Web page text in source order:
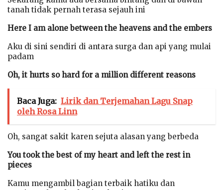
tanah tidak pernah terasa sejauh ini
Here I am alone between the heavens and the embers
Aku di sini sendiri di antara surga dan api yang mulai
padam
Oh, it hurts so hard for a million different reasons
Baca Juga: Lirik dan Terjemahan Lagu Snap
oleh Rosa Linn
Oh, sangat sakit karen sejuta alasan yang berbeda
You took the best of my heart and left the rest in
pieces
Kamu mengambil bagian terbaik hatiku dan